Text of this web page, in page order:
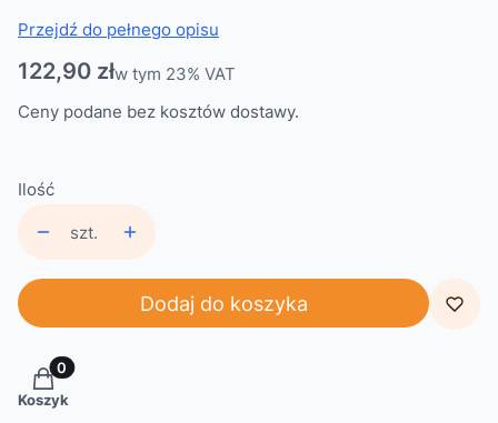
Przejdź do pełnego opisu
Cena
122,90 złw tym 23% VAT
w tym 23% VAT
Ceny podane bez kosztów dostawy.
Ilość
szt.
Dodaj do koszyka
Produkty w koszyku: 0. Zobacz szczegóły
Koszyk